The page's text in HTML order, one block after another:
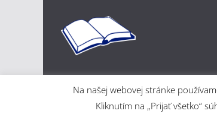
Evanjelický a. v.
Na našej webovej stránke
Kliknutím na „Prijať všetko“